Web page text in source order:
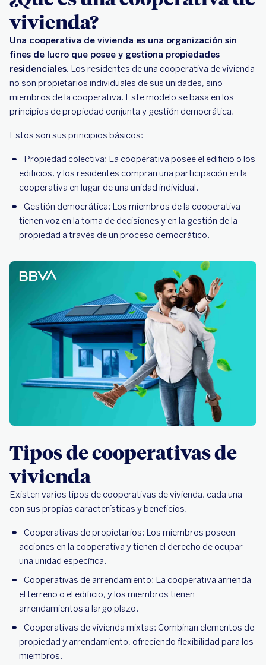
vivienda?
Una cooperativa de vivienda es una organización sin
fines de lucro que posee y gestiona propiedades
residenciales. Los residentes de una cooperativa de vivienda
no son propietarios individuales de sus unidades, sino
miembros de la cooperativa. Este modelo se basa en los
principios de propiedad conjunta y gestión democrática.
Estos son sus principios básicos:
Propiedad colectiva: La cooperativa posee el edificio o los
edificios, y los residentes compran una participación en la
cooperativa en lugar de una unidad individual.
Gestión democrática: Los miembros de la cooperativa
tienen voz en la toma de decisiones y en la gestión de la
propiedad a través de un proceso democrático.
Tipos de cooperativas de
vivienda
Existen varios tipos de cooperativas de vivienda, cada una
con sus propias características y beneficios.
Cooperativas de propietarios: Los miembros poseen
acciones en la cooperativa y tienen el derecho de ocupar
una unidad específica.
Cooperativas de arrendamiento: La cooperativa arrienda
el terreno o el edificio, y los miembros tienen
arrendamientos a largo plazo.
Cooperativas de vivienda mixtas: Combinan elementos de
propiedad y arrendamiento, ofreciendo flexibilidad para los
miembros.